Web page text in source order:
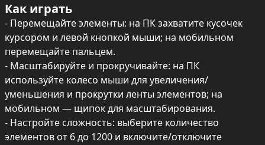
Как играть
- Перемещайте элементы: на ПК захватите кусочек
курсором и левой кнопкой мыши; на мобильном
перемещайте пальцем.
- Масштабируйте и прокручивайте: на ПК
используйте колесо мыши для увеличения/
уменьшения и прокрутки ленты элементов; на
мобильном — щипок для масштабирования.
- Настройте сложность: выберите количество
элементов от 6 до 1200 и включите/отключите